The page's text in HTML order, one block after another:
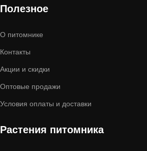
Полезное
О питомнике
Контакты
Акции и скидки
Оптовые продажи
Условия оплаты и доставки
Растения питомника